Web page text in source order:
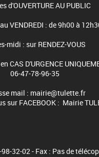
d'OUVERTURE AU PUBLIC
VENDREDI : de 9h00 à
midi : sur RENDEZ-VOUS
CAS D'URGENCE
06-47-78-96-35
mail : mairie@tulette.fr
sur FACEBOOK : Mairie
32-02 - Fax : Pas de